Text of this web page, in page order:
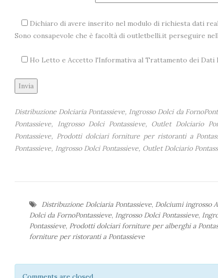
Dichiaro di avere inserito nel modulo di richiesta dati
Sono consapevole che è facoltà di outletbelli.it perseguire
Ho Letto e Accetto l'Informativa al Trattamento dei Dati
Alternative:
Distribuzione Dolciaria Pontassieve, Ingrosso Dolci da
Pontassieve, Ingrosso Dolci Pontassieve, Outlet Dolciario
Pontassieve, Prodotti dolciari forniture per ristoranti a
Pontassieve, Ingrosso Dolci Pontassieve, Outlet Dolciario
Distribuzione Dolciaria Pontassieve, Dolciumi ingrosso
Dolci da FornoPontassieve, Ingrosso Dolci Pontassieve,
Pontassieve, Prodotti dolciari forniture per alberghi a
forniture per ristoranti a Pontassieve